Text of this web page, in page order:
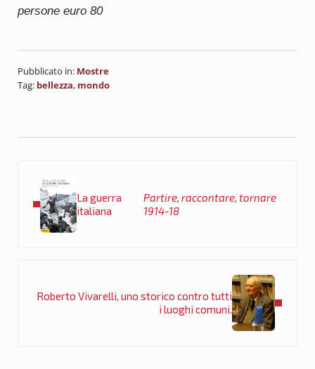
persone euro 80
Pubblicato in: Mostre
Tag: bellezza, mondo
La guerra
italiana
Partire, raccontare, tornare
1914-18
Roberto Vivarelli, uno storico contro tutti
i luoghi comuni.